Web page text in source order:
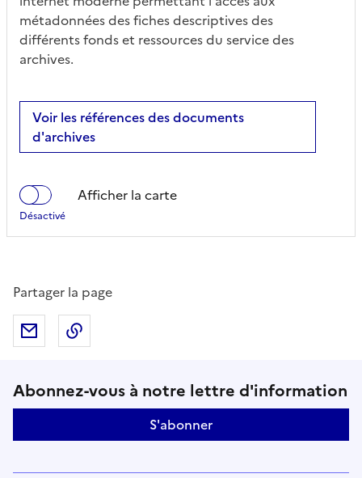
métadonnées des fiches descriptives des
différents fonds et ressources du service des
archives.
Voir les références des documents
d'archives
Afficher la carte
Partager la page
Partager par mail
Suivez-nous sur le réseaux
Abonnez-vous à notre lettre d'information
S'abonner